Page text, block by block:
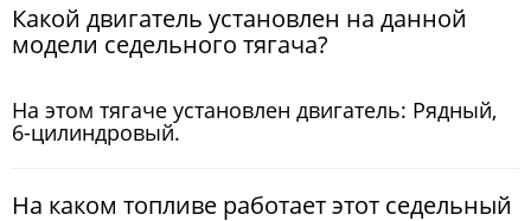
Какой двигатель установлен на данной
модели седельного тягача?
На этом тягаче установлен двигатель: Рядный,
6-цилиндровый.
На каком топливе работает этот седельный